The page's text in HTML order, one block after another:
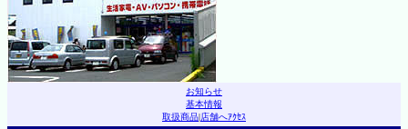
お知らせ
基本情報
取扱商品|店舗へｱｸｾｽ